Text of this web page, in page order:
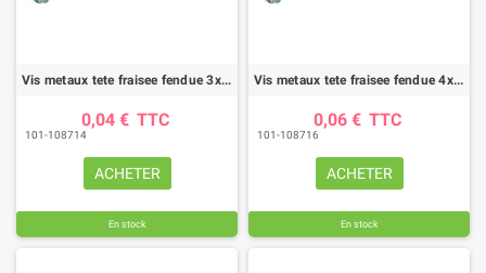
Vis metaux tete fraisee fendue 3x20 zn din963 (boite de 200)
0,04 € TTC
101-108714
ACHETER
En stock
Vis metaux tete fraisee fendue 4x30 zn din963 (boite de 200)
0,06 € TTC
101-108716
ACHETER
En stock